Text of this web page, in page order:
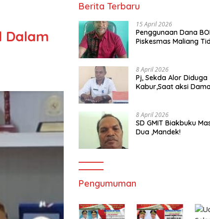
Dalam
Berita Terbaru
15 April 2026
Penggunaan Dana
Piskesmas Maliang
8 April 2026
Pj, Sekda Alor Diduga
Kabur,Saat aksi
8 April 2026
SD GMIT Biakbuku
Dua ,Mandek!
Pengumuman